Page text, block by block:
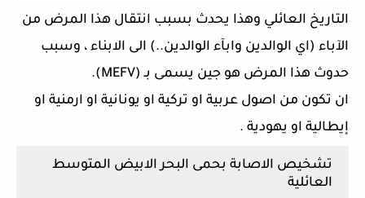
التاريخ العائلي وهذا يحدث بسبب انتقال هذا المرض من
الآباء (اي الوالدين وابآء الوالدين..) الى الابناء ، وسبب
حدوث هذا المرض هو جين يسمى بـ (MEFV).
ان تكون من اصول عربية او تركية او يونانية او ارمنية او
إيطالية او يهودية .
تشخيص الاصابة بحمى البحر الابيض المتوسط
العائلية